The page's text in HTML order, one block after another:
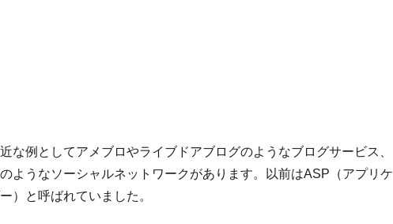
な例としてアメブロやライブドアブログのようなブログサービス、
ようなソーシャルネットワークがあります。以前はASP（アプリケ
）と呼ばれていました。